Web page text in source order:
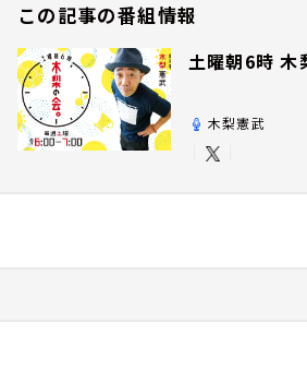
この記事の番組情報
土曜朝6時 木
木梨憲武